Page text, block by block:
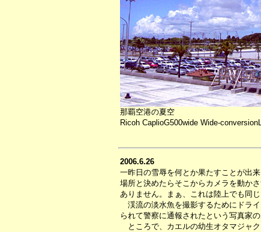
那覇空港の夏空
Ricoh CaplioG500wide Wide-
2006.6.26
一昨日の雪辱を何とか果たすことが出
場所と決めたらそこからカメラを動か
ありません。まぁ、これは陸上でも同じ
渓流の淡水魚を撮影するためにドラ
られて警察に通報されたという写真家
ところで、カエルの幼生オタマジャ